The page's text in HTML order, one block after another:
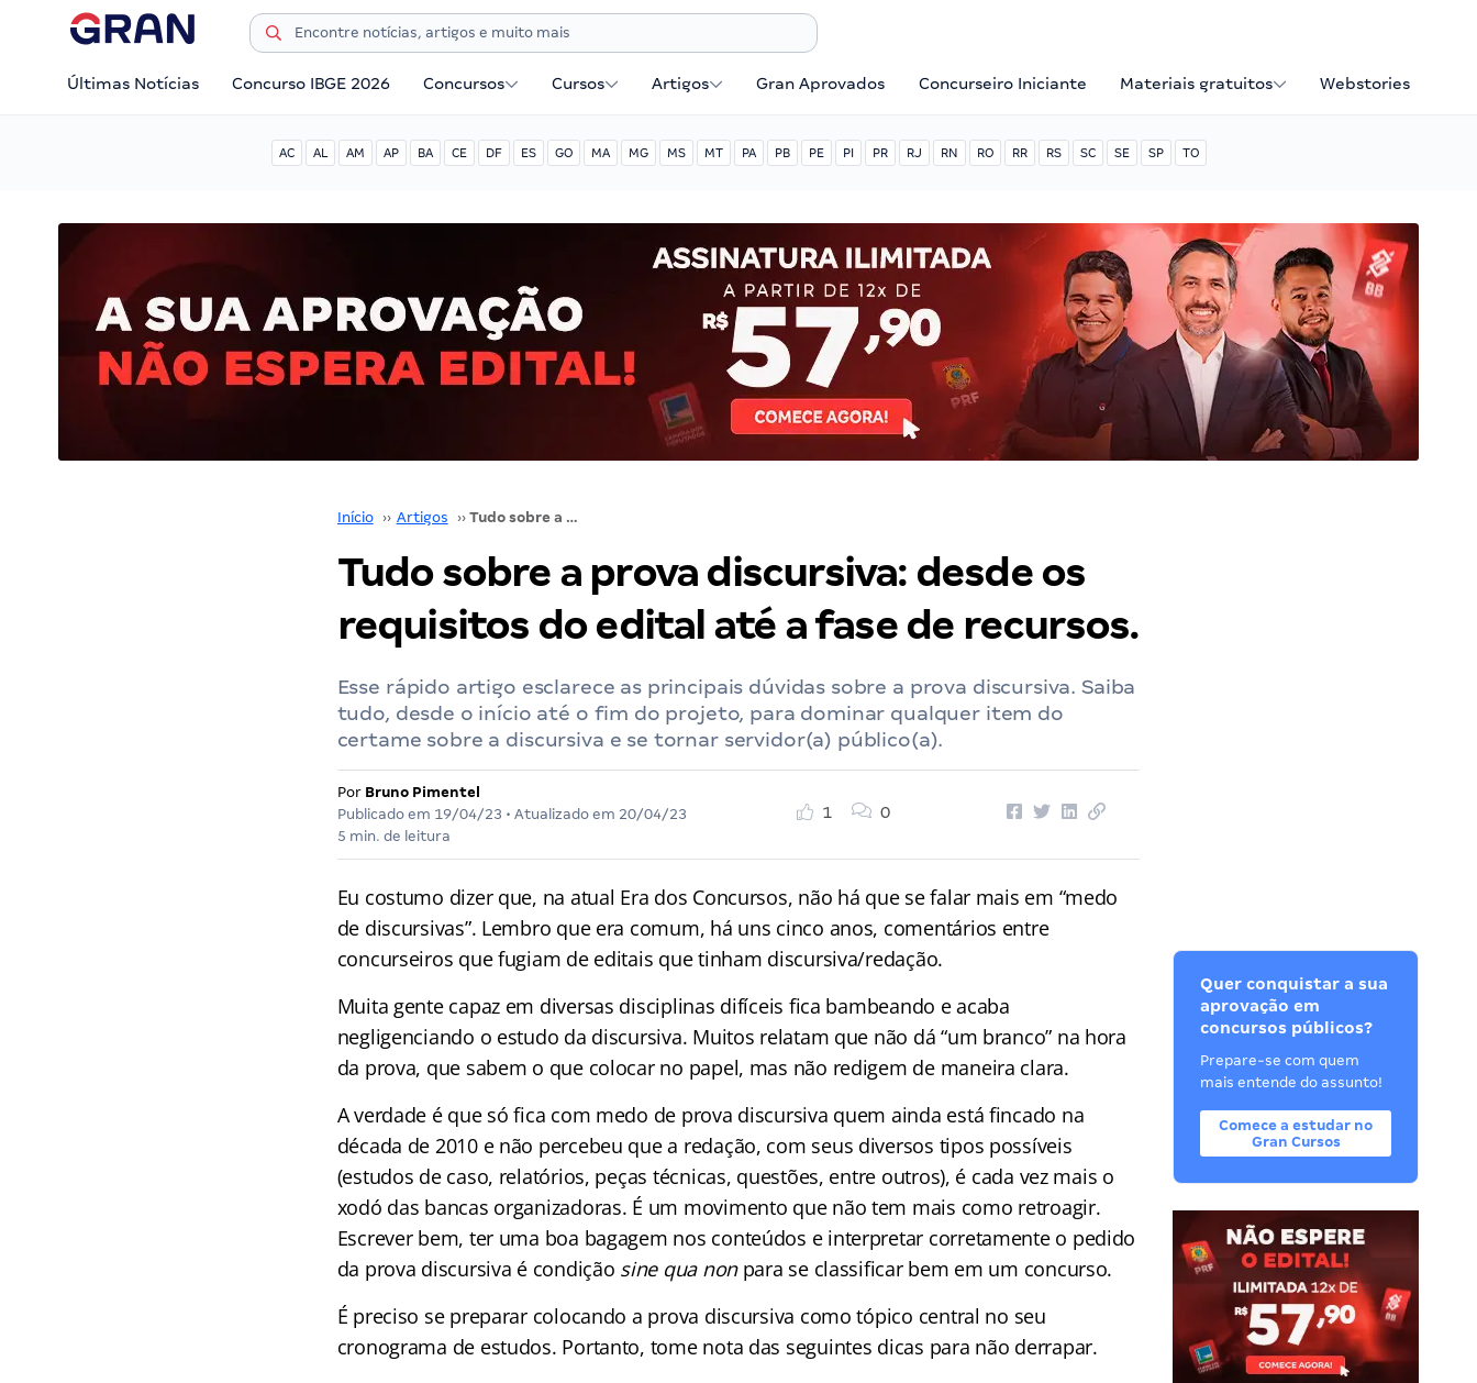
Últimas Notícias Concurso IBGE 2026 Concursos Cursos Artigos Gran Aprovados Concurseiro Iniciante Materiais gratuitos Webstories
AC AL AM AP BA CE DF ES GO MA MG MS MT PA PB PE PI PR RJ RN RO RR RS SC SE SP TO
Início ›› Artigos ›› Tudo sobre a prova discursiva: desde os requisitos do edital até a fase de recursos.
Tudo sobre a prova discursiva: desde os
requisitos do edital até a fase de recursos.
Esse rápido artigo esclarece as principais dúvidas sobre a prova discursiva. Saiba
tudo, desde o início até o fim do projeto, para dominar qualquer item do
certame sobre a discursiva e se tornar servidor(a) público(a).
Por Bruno Pimentel
Publicado em 19/04/23 • Atualizado em 20/04/23
5 min. de leitura
1 0
Eu costumo dizer que, na atual Era dos Concursos, não há que se falar mais em “medo
de discursivas”. Lembro que era comum, há uns cinco anos, comentários entre
concurseiros que fugiam de editais que tinham discursiva/redação.
Muita gente capaz em diversas disciplinas difíceis fica bambeando e acaba
negligenciando o estudo da discursiva. Muitos relatam que não dá “um branco” na hora
da prova, que sabem o que colocar no papel, mas não redigem de maneira clara.
A verdade é que só fica com medo de prova discursiva quem ainda está fincado na
década de 2010 e não percebeu que a redação, com seus diversos tipos possíveis
(estudos de caso, relatórios, peças técnicas, questões, entre outros), é cada vez mais o
xodó das bancas organizadoras. É um movimento que não tem mais como retroagir.
Escrever bem, ter uma boa bagagem nos conteúdos e interpretar corretamente o pedido
da prova discursiva é condição sine qua nonpara se classificar bem em um concurso.
É preciso se preparar colocando a prova discursiva como tópico central no seu
cronograma de estudos. Portanto, tome nota das seguintes dicas para não derrapar.
Quer conquistar a sua
aprovação em
concursos públicos?
Prepare-se com quem
mais entende do assunto!
Comece a estudar no
Gran Cursos